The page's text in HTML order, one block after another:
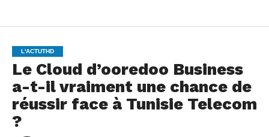
L'ACTUTHD
Le Cloud d’ooredoo Business
a-t-il vraiment une chance de
réussir face à Tunisie Telecom
?